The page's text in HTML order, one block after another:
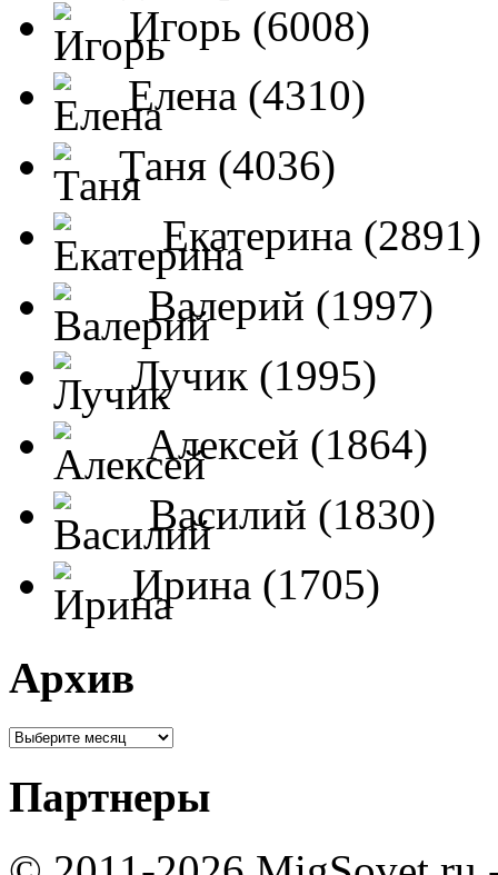
Игорь (6008)
Елена (4310)
Таня (4036)
Екатерина (2891)
Валерий (1997)
Лучик (1995)
Алексей (1864)
Василий (1830)
Ирина (1705)
Архив
Партнеры